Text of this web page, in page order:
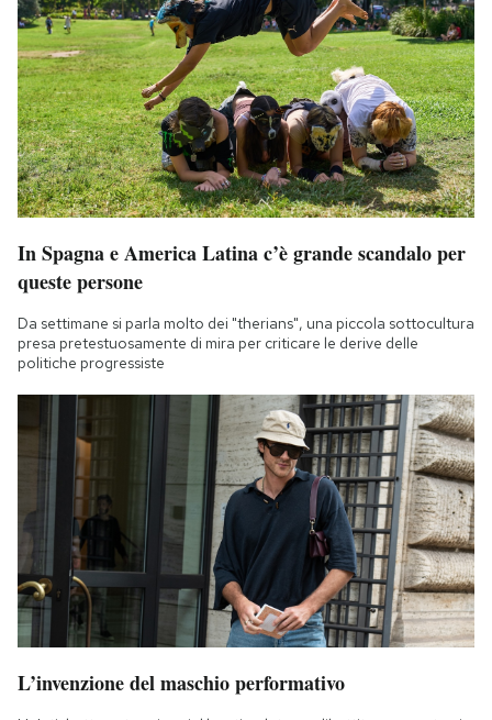
In Spagna e America Latina c’è grande scandalo per
queste persone
Da settimane si parla molto dei "therians", una piccola sottocultura
presa pretestuosamente di mira per criticare le derive delle
politiche progressiste
L’invenzione del maschio performativo